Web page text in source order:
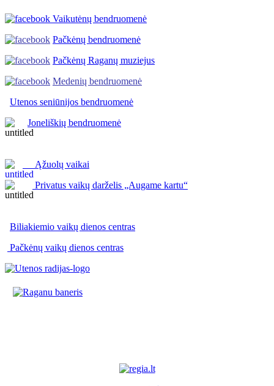
Vaikutėnų bendruomenė
Pačkėnų bendruomenė
Pačkėnų Raganų muziejus
Medenių bendruomenė
Utenos seniūnijos bendruomenė
Joneliškių bendruomenė
Ąžuolų vaikai
Privatus vaikų darželis „Augame kartu“
Biliakiemio vaikų dienos centras
Pačkėnų vaikų dienos centras